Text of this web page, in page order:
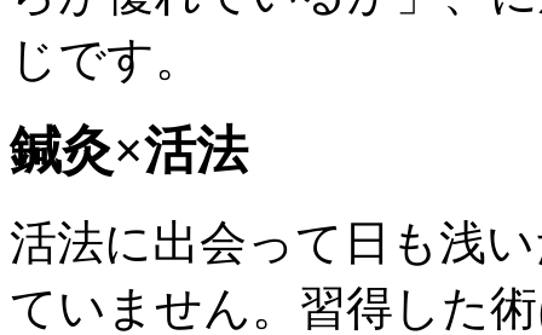
じです。
鍼灸×活法
活法に出会って日も浅
ていません。習得した